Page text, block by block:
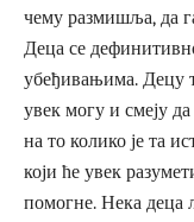
чему размишља, да
Деца се
убеђивањима. Децу
увек могу и смеју
на то колико је та
који ће увек
помогне. Нека деца